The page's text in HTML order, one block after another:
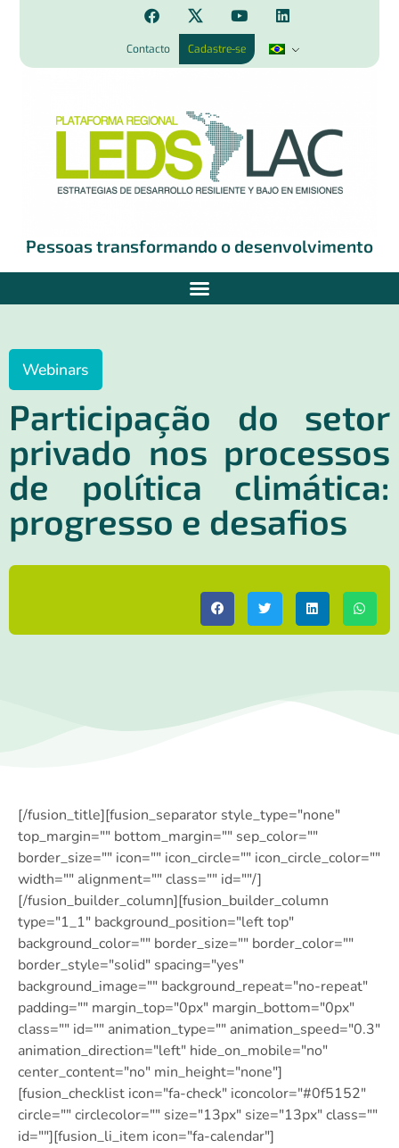
Contacto Cadastre-se
Pessoas transformando o desenvolvimento
Webinars
Participação do setor
privado nos processos
de política climática:
progresso e desafios
[/fusion_title][fusion_separator style_type="none"
top_margin="" bottom_margin="" sep_color=""
border_size="" icon="" icon_circle="" icon_circle_color=""
width="" alignment="" class="" id=""/]
[/fusion_builder_column][fusion_builder_column
type="1_1″ background_position="left top"
background_color="" border_size="" border_color=""
border_style="solid" spacing="yes"
background_image="" background_repeat="no-repeat"
padding="" margin_top="0px" margin_bottom="0px"
class="" id="" animation_type="" animation_speed="0.3″
animation_direction="left" hide_on_mobile="no"
center_content="no" min_height="none"]
[fusion_checklist icon="fa-check" iconcolor="#0f5152″
circle="" circlecolor="" size="13px" size="13px" class=""
id=""][fusion_li_item icon="fa-calendar"]